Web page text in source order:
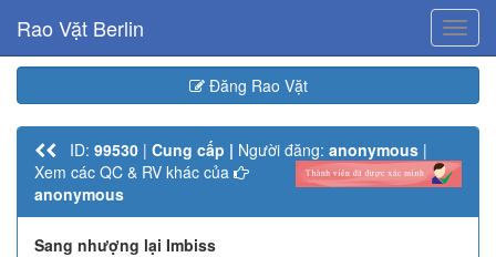
Rao Vặt Berlin
Đăng Rao Vặt
ID: 99530 | Cung cấp | Người đăng: anonymous |
Xem các QC & RV khác của
anonymous
Sang nhượng lại Imbiss